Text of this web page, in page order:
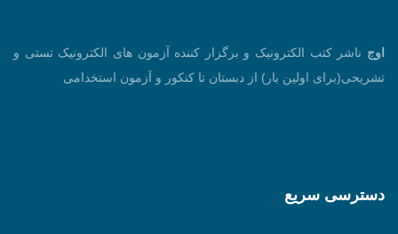
اوج ناشر کتب الکترونیک و برگزار کننده آزمون های الکترونیک تستی و
تشریحی(برای اولین بار) از دبستان تا کنکور و آزمون استخدامی
دسترسی سریع